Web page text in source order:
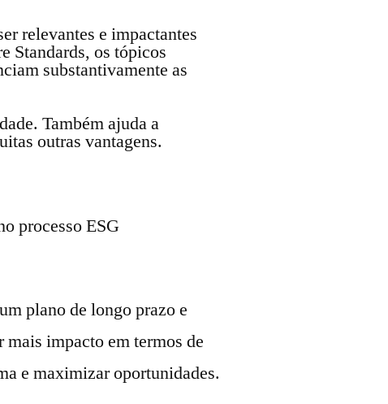
relevantes e impactantes
Standards, os tópicos
substantivamente as
Também ajuda a
outras vantagens.
processo ESG
plano de longo prazo e
mais impacto em termos de
e maximizar oportunidades.